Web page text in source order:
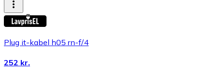
Plug it-kabel h05 rn-f/4
252 kr.